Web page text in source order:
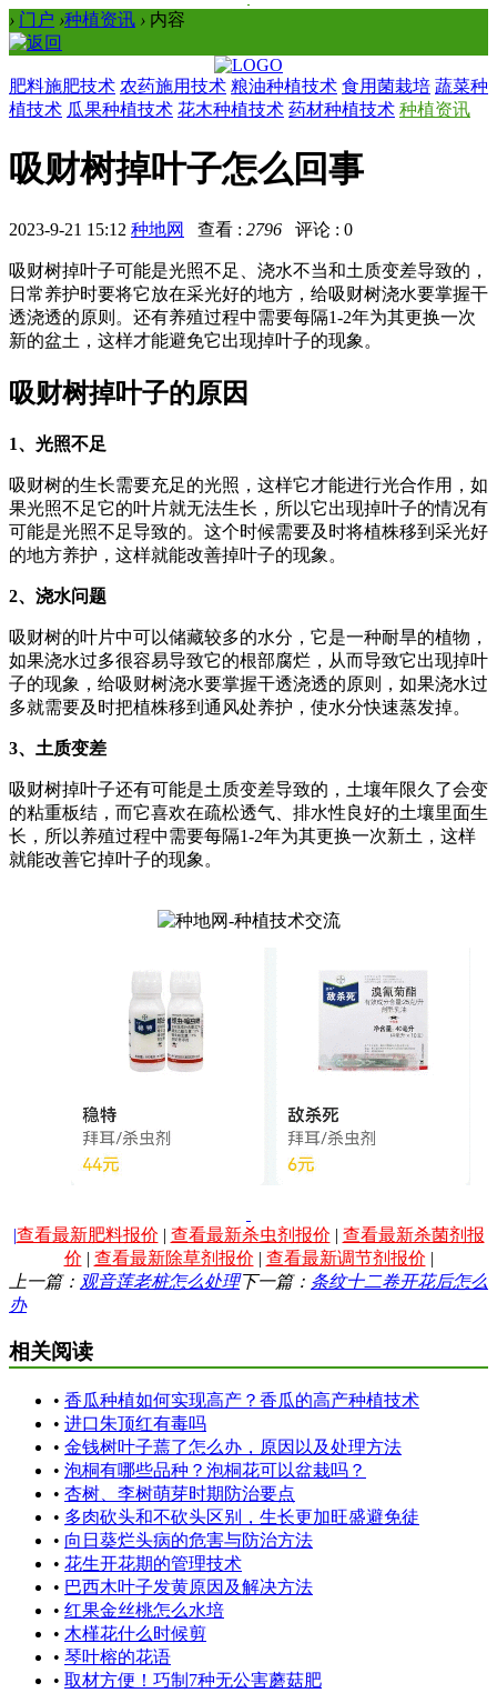
› 门户 ›种植资讯 › 内容
肥料施肥技术 农药施用技术 粮油种植技术 食用菌栽培 蔬菜种
植技术 瓜果种植技术 花木种植技术 药材种植技术 种植资讯
吸财树掉叶子怎么回事
2023-9-21 15:12 种地网 查看 : 2796 评论 : 0
吸财树掉叶子可能是光照不足、浇水不当和土质变差导致的，
日常养护时要将它放在采光好的地方，给吸财树浇水要掌握干
透浇透的原则。还有养殖过程中需要每隔1-2年为其更换一次
新的盆土，这样才能避免它出现掉叶子的现象。
吸财树掉叶子的原因
1、光照不足
吸财树的生长需要充足的光照，这样它才能进行光合作用，如
果光照不足它的叶片就无法生长，所以它出现掉叶子的情况有
可能是光照不足导致的。这个时候需要及时将植株移到采光好
的地方养护，这样就能改善掉叶子的现象。
2、浇水问题
吸财树的叶片中可以储藏较多的水分，它是一种耐旱的植物，
如果浇水过多很容易导致它的根部腐烂，从而导致它出现掉叶
子的现象，给吸财树浇水要掌握干透浇透的原则，如果浇水过
多就需要及时把植株移到通风处养护，使水分快速蒸发掉。
3、土质变差
吸财树掉叶子还有可能是土质变差导致的，土壤年限久了会变
的粘重板结，而它喜欢在疏松透气、排水性良好的土壤里面生
长，所以养殖过程中需要每隔1-2年为其更换一次新土，这样
就能改善它掉叶子的现象。
|查看最新肥料报价 | 查看最新杀虫剂报价 | 查看最新杀菌剂报
价 | 查看最新除草剂报价 | 查看最新调节剂报价 |
上一篇： 观音莲老桩怎么处理下一篇： 条纹十二卷开花后怎么
办
相关阅读
• 香瓜种植如何实现高产？香瓜的高产种植技术
• 进口朱顶红有毒吗
• 金钱树叶子蔫了怎么办，原因以及处理方法
• 泡桐有哪些品种？泡桐花可以盆栽吗？
• 杏树、李树萌芽时期防治要点
• 多肉砍头和不砍头区别，生长更加旺盛避免徒
• 向日葵烂头病的危害与防治方法
• 花生开花期的管理技术
• 巴西木叶子发黄原因及解决方法
• 红果金丝桃怎么水培
• 木槿花什么时候剪
• 琴叶榕的花语
• 取材方便！巧制7种无公害蘑菇肥